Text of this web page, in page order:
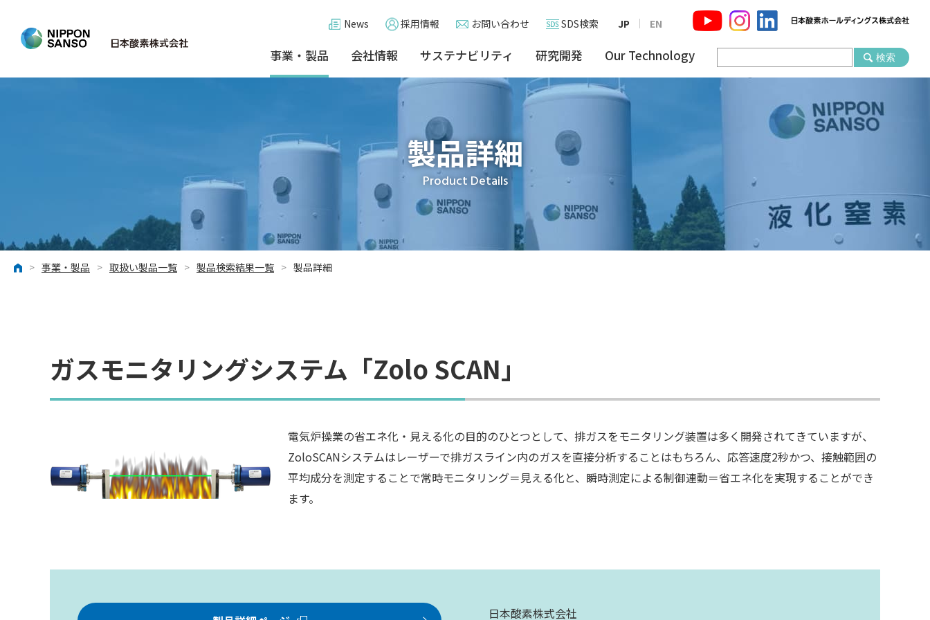
News 採用情報 お問い合わせ SDS検索 JP EN
事業・製品 会社情報 サステナビリティ 研究開発 Our Technology
製品詳細
Product Details
ホーム
> 事業・製品 > 取扱い製品一覧 > 製品検索結果一覧 > 製品詳細
ガスモニタリングシステム「Zolo SCAN」
電気炉操業の省エネ化・見える化の目的のひとつとして、排ガスをモニタリング装置は多く開発されてきていますが、
ZoloSCANシステムはレーザーで排ガスライン内のガスを直接分析することはもちろん、応答速度2秒かつ、接触範囲の
平均成分を測定することで常時モニタリング＝見える化と、瞬時測定による制御連動＝省エネ化を実現することができ
ます。
日本酸素株式会社